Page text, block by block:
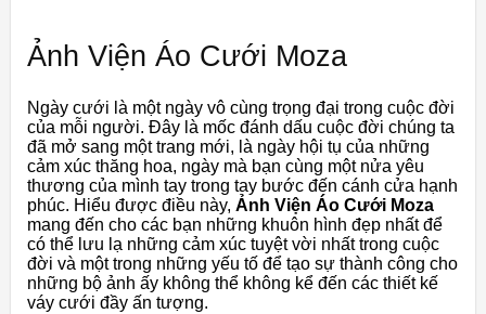
Ảnh Viện Áo Cưới Moza
Ngày cưới là một ngày vô cùng trọng đại trong cuộc đời
của mỗi người. Đây là mốc đánh dấu cuộc đời chúng ta
đã mở sang một trang mới, là ngày hội tụ của những
cảm xúc thăng hoa, ngày mà bạn cùng một nửa yêu
thương của mình tay trong tay bước đến cánh cửa hạnh
phúc. Hiểu được điều này, Ảnh Viện Áo Cưới Moza
mang đến cho các bạn những khuôn hình đẹp nhất để
có thể lưu lạ những cảm xúc tuyệt vời nhất trong cuộc
đời và một trong những yếu tố để tạo sự thành công cho
những bộ ảnh ấy không thể không kể đến các thiết kế
váy cưới đầy ấn tượng.